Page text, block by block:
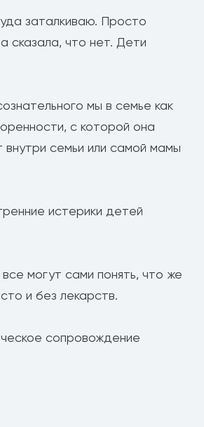
заталкиваю. Просто
сказала, что нет. Дети
мы в семье как
с которой она
семьи или самой мамы
истерики детей
могут сами понять, что же
и без лекарств.
сопровождение